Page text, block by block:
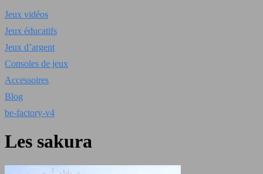
Jeux vidéos
Jeux éducatifs
Jeux d’argent
Consoles de jeux
Accessoires
Blog
be-factory-v4
Les sakura